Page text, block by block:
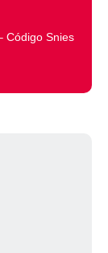
Código Snies